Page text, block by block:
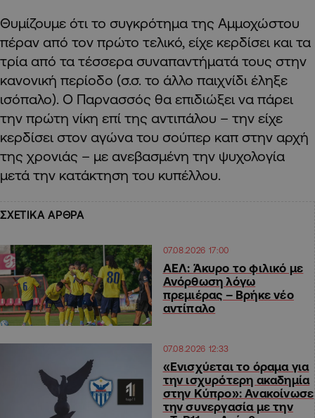
Θυμίζουμε ότι το συγκρότημα της Αμμοχώστου
πέραν από τον πρώτο τελικό, είχε κερδίσει και τα
τρία από τα τέσσερα συναπαντήματά τους στην
κανονική περίοδο (σ.σ. το άλλο παιχνίδι έληξε
ισόπαλο). Ο Παρνασσός θα επιδιώξει να πάρει
την πρώτη νίκη επί της αντιπάλου – την είχε
κερδίσει στον αγώνα του σούπερ καπ στην αρχή
της χρονιάς – με ανεβασμένη την ψυχολογία
μετά την κατάκτηση του κυπέλλου.
ΣΧΕΤΙΚΑ ΑΡΘΡΑ
07.08.2026 17:00
ΑΕΛ: Άκυρο το φιλικό με
Ανόρθωση λόγω
πρεμιέρας – Βρήκε νέο
αντίπαλο
07.08.2026 12:33
«Ενισχύεται το όραμα για
την ισχυρότερη ακαδημία
στην Κύπρο»: Ανακοίνωσε
την συνεργασία με την